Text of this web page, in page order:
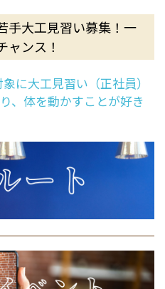
手大工見習い募集！一
ャンス！
に大工見習い（正社員）
、体を動かすことが好き